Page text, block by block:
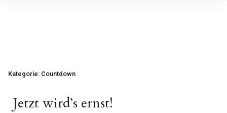
Kategorie: Countdown
Jetzt wird’s ernst!